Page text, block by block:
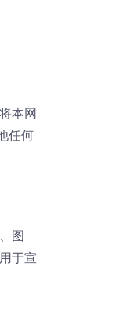
本网
任何
图
于宣